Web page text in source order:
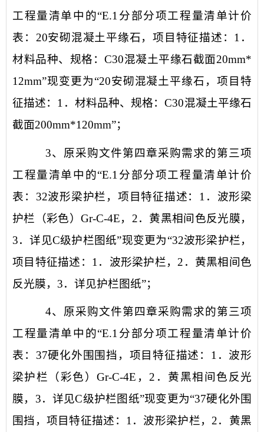
工程量清单中的“E.1分部分项工程量清单计价
表：20安砌混凝土平缘石，项目特征描述：1．
材料品种、规格：C30混凝土平缘石截面20mm*
12mm”现变更为“20安砌混凝土平缘石，项目特
征描述：1．材料品种、规格：C30混凝土平缘石
截面200mm*120mm”；
3、 原采购文件第四章采购需求的第三项
工程量清单中的“E.1分部分项工程量清单计价
表：32波形梁护栏，项目特征描述：1．波形梁
护栏（彩色）Gr-C-4E，2．黄黑相间色反光膜，
3．详见C级护栏图纸”现变更为“32波形梁护栏，
项目特征描述：1．波形梁护栏，2．黄黑相间色
反光膜，3．详见护栏图纸”；
4、原采购文件第四章采购需求的第三项
工程量清单中的“E.1分部分项工程量清单计价
表：37硬化外围围挡，项目特征描述： 1．波形
梁护栏（彩色）Gr-C-4E ，2．黄黑相间色反光
膜， 3．详见C级护栏图纸”现变更为“37硬化外围
围挡，项目特征描述：1．波形梁护栏，2．黄黑